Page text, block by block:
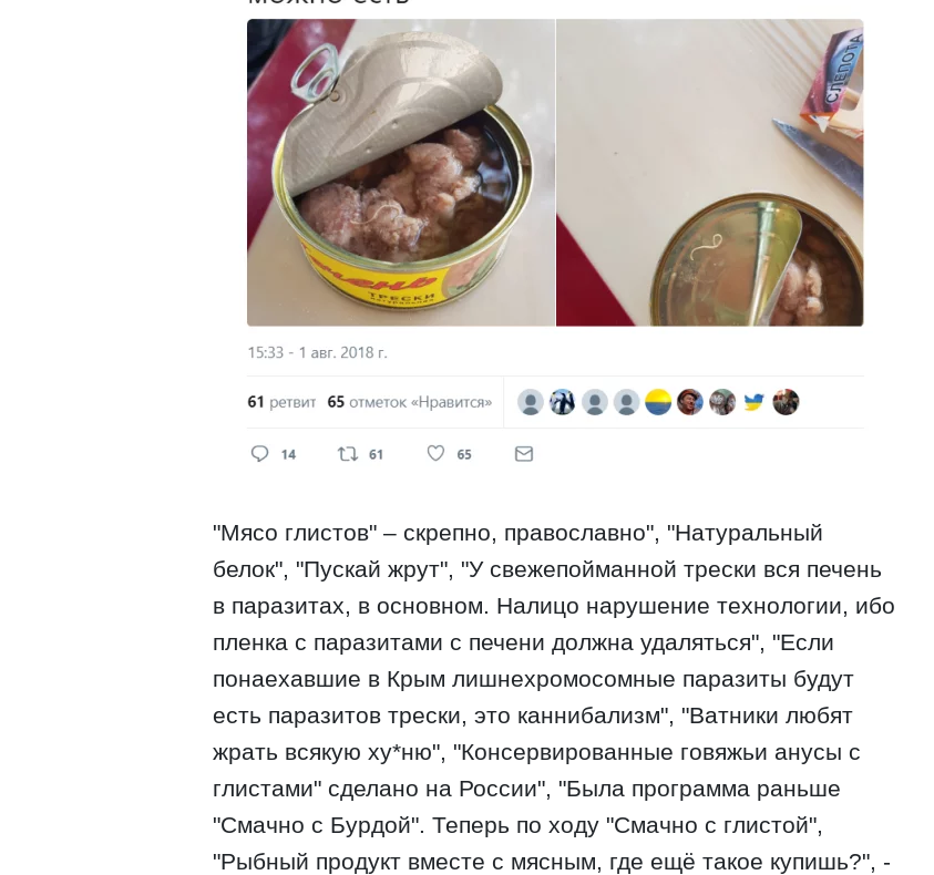
"Мясо глистов" – скрепно, православно", "Натуральный
белок", "Пускай жрут", "У свежепойманной трески вся печень
в паразитах, в основном. Налицо нарушение технологии, ибо
пленка с паразитами с печени должна удаляться", "Если
понаехавшие в Крым лишнехромосомные паразиты будут
есть паразитов трески, это каннибализм", "Ватники любят
жрать всякую ху*ню", "Консервированные говяжьи анусы с
глистами" сделано на России", "Была программа раньше
"Смачно с Бурдой". Теперь по ходу "Смачно с глистой",
"Рыбный продукт вместе с мясным, где ещё такое купишь?", -